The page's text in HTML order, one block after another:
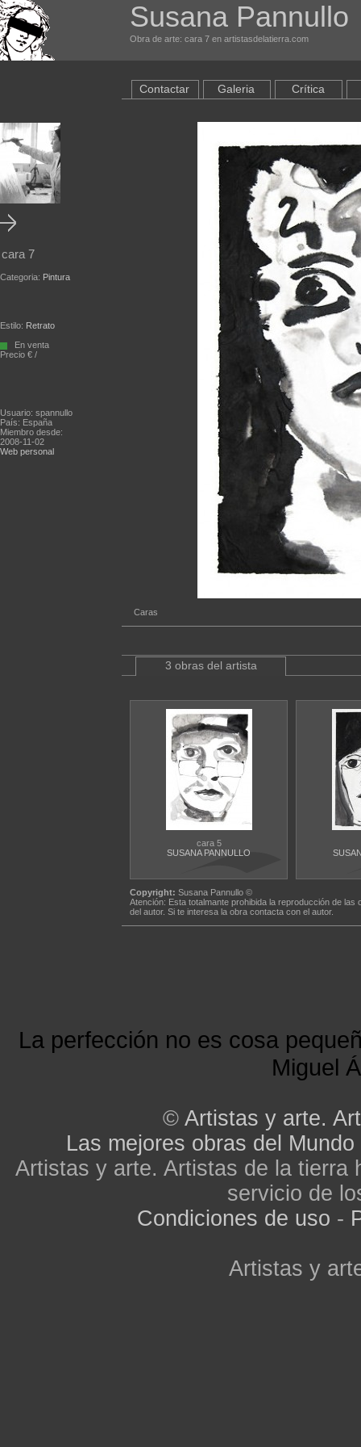
Susana Pannullo
Obra de arte: cara 7 en artistasdelatierra.com
cara 7
Categoria: Pintura
Estilo: Retrato
En venta
Precio € /
Usuario: spannullo
País: España
Miembro desde:
2008-11-02
Web personal
Contactar Galeria Crítica
Caras
3 obras del artista
cara 5
SUSANA PANNULLO
Copyright: Susana Pannullo ©
Atención: Esta totalmante prohibida la reproducción de
del autor. Si te interesa la obra contacta con el autor.
La perfección no es cosa
Miguel
© Artistas y arte.
Las mejores obras del Mundo
Artistas y arte. Artistas de la tierra
servicio de
Condiciones de uso -
Artistas y